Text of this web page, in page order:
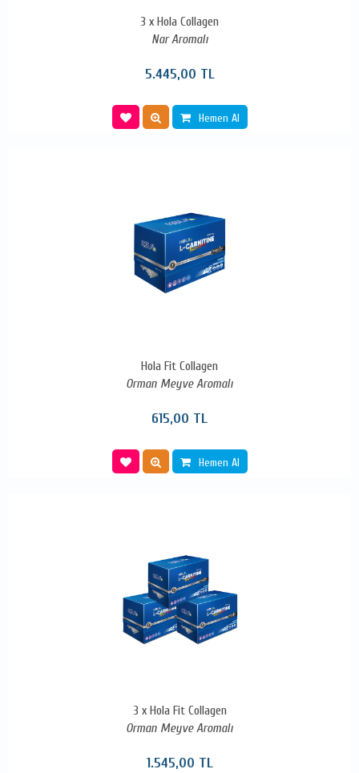
3 x Hola Collagen
Nar Aromalı
5.445,00 TL
Hemen Al
Hola Fit Collagen
Orman Meyve Aromalı
615,00 TL
Hemen Al
3 x Hola Fit Collagen
Orman Meyve Aromalı
1.545,00 TL